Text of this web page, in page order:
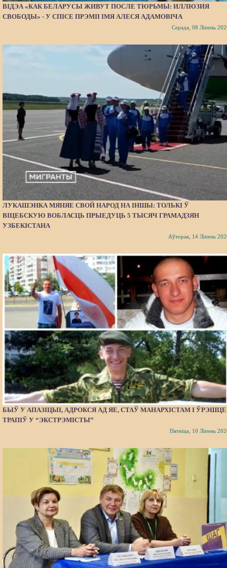
ВІДЭА «КАК БЕЛАРУСЫ ЖИВУТ ПОСЛЕ ТЮРЬМЫ: ИЛЛЮЗИЯ
СВОБОДЫ» - У СПІСЕ ПРЭМІІ ІМЯ АЛЕСЯ АДАМОВІЧА
Серада, 08 Ліпень
ЛУКАШЭНКА МЯНЯЕ СВОЙ НАРОД НА ІНШЫ: ТОЛЬКІ Ў
ВІЦЕБСКУЮ ВОБЛАСЦЬ ПРЫЕДУЦЬ 5 ТЫСЯЧ ГРАМАДЗЯН
УЗБЕКІСТАНА
Аўторак, 14 Ліпень
БЫЎ У АПАЗІЦЫІ, АДРОКСЯ АД ЯЕ, СТАЎ МАНАРХІСТАМ І ЎРЭШЦЕ
ТРАПІЎ У “ЭКСТРЭМІСТЫ”
Пятніца, 10 Ліпень